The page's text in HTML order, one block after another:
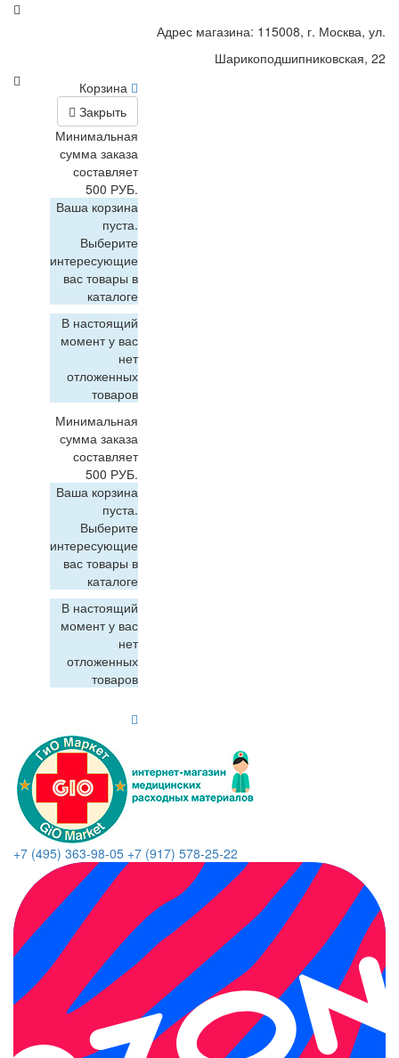
Адрес магазина: 115008, г. Москва, ул.
Шарикоподшипниковская, 22
Корзина
Закрыть
Минимальная
сумма заказа
составляет
500 РУБ.
Ваша корзина
пуста.
Выберите
интересующие
вас товары в
каталоге
В настоящий
момент у вас
нет
отложенных
товаров
Минимальная
сумма заказа
составляет
500 РУБ.
Ваша корзина
пуста.
Выберите
интересующие
вас товары в
каталоге
В настоящий
момент у вас
нет
отложенных
товаров
+7 (495) 363-98-05 +7 (917) 578-25-22